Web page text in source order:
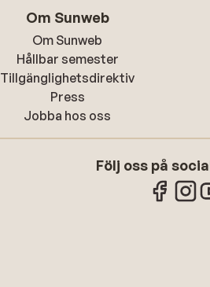
Om Sunweb
Om Sunweb
Hållbar semester
Tillgänglighetsdirektiv
Press
Jobba hos oss
Följ oss på